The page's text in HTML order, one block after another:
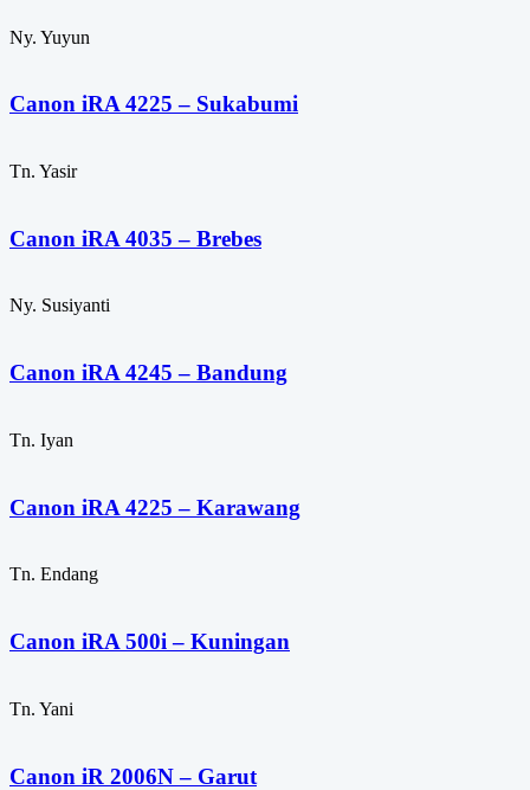
Ny. Yuyun
Canon iRA 4225 – Sukabumi
Tn. Yasir
Canon iRA 4035 – Brebes
Ny. Susiyanti
Canon iRA 4245 – Bandung
Tn. Iyan
Canon iRA 4225 – Karawang
Tn. Endang
Canon iRA 500i – Kuningan
Tn. Yani
Canon iR 2006N – Garut